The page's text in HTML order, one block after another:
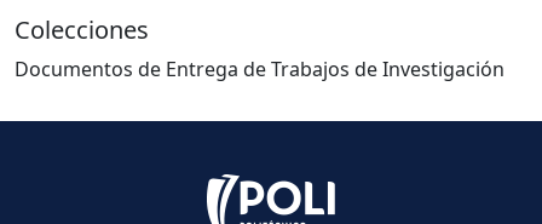
Colecciones
Documentos de Entrega de Trabajos de Investigación